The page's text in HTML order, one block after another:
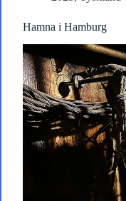
Hamna i Hamburg